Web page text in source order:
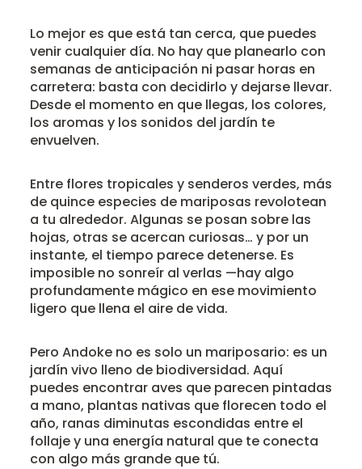
Lo mejor es que está tan cerca, que puedes
venir cualquier día. No hay que planearlo con
semanas de anticipación ni pasar horas en
carretera: basta con decidirlo y dejarse llevar.
Desde el momento en que llegas, los colores,
los aromas y los sonidos del jardín te
envuelven.
Entre flores tropicales y senderos verdes, más
de quince especies de mariposas revolotean
a tu alrededor. Algunas se posan sobre las
hojas, otras se acercan curiosas… y por un
instante, el tiempo parece detenerse. Es
imposible no sonreír al verlas —hay algo
profundamente mágico en ese movimiento
ligero que llena el aire de vida.
Pero Andoke no es solo un mariposario: es un
jardín vivo lleno de biodiversidad. Aquí
puedes encontrar aves que parecen pintadas
a mano, plantas nativas que florecen todo el
año, ranas diminutas escondidas entre el
follaje y una energía natural que te conecta
con algo más grande que tú.